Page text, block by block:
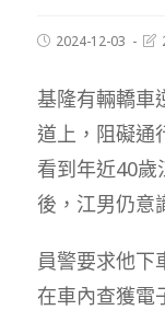
Post2024-12-03
基隆有輛轎車
道上，阻礙通
看到年近40歲
後，江男仍意
員警要求他下
在車內查獲電